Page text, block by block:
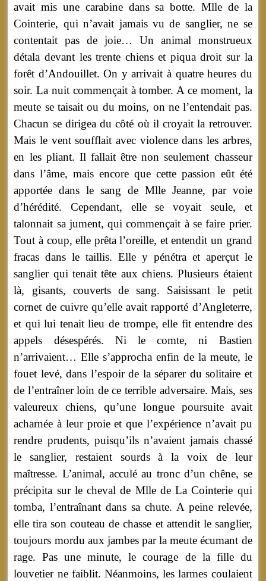
avait mis une carabine dans sa botte. Mlle de la
Cointerie, qui n’avait jamais vu de sanglier, ne se
contentait pas de joie… Un animal monstrueux
détala devant les trente chiens et piqua droit sur la
forêt d’Andouillet. On y arrivait à quatre heures du
soir. La nuit commençait à tomber. A ce moment, la
meute se taisait ou du moins, on ne l’entendait pas.
Chacun se dirigea du côté où il croyait la retrouver.
Mais le vent soufflait avec violence dans les arbres,
en les pliant. Il fallait être non seulement chasseur
dans l’âme, mais encore que cette passion eût été
apportée dans le sang de Mlle Jeanne, par voie
d’hérédité. Cependant, elle se voyait seule, et
talonnait sa jument, qui commençait à se faire prier.
Tout à coup, elle prêta l’oreille, et entendit un grand
fracas dans le taillis. Elle y pénétra et aperçut le
sanglier qui tenait tête aux chiens. Plusieurs étaient
là, gisants, couverts de sang. Saisissant le petit
cornet de cuivre qu’elle avait rapporté d’Angleterre,
et qui lui tenait lieu de trompe, elle fit entendre des
appels désespérés. Ni le comte, ni Bastien
n’arrivaient… Elle s’approcha enfin de la meute, le
fouet levé, dans l’espoir de la séparer du solitaire et
de l’entraîner loin de ce terrible adversaire. Mais, ses
valeureux chiens, qu’une longue poursuite avait
acharnée à leur proie et que l’expérience n’avait pu
rendre prudents, puisqu’ils n’avaient jamais chassé
le sanglier, restaient sourds à la voix de leur
maîtresse. L’animal, acculé au tronc d’un chêne, se
précipita sur le cheval de Mlle de La Cointerie qui
tomba, l’entraînant dans sa chute. A peine relevée,
elle tira son couteau de chasse et attendit le sanglier,
toujours mordu aux jambes par la meute écumant de
rage. Pas une minute, le courage de la fille du
louvetier ne faiblit. Néanmoins, les larmes coulaient